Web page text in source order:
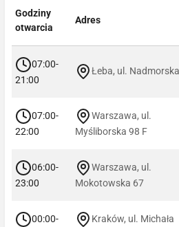
Godziny
otwarcia
Adres
07:00-
21:00
Łeba, ul.
07:00-
22:00
Warszawa, ul.
Myśliborska 98 F
06:00-
23:00
Warszawa, ul.
Mokotowska 67
00:00-
Kraków, ul. Michała